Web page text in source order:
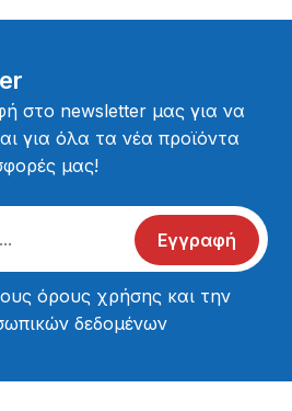
στο newsletter μας για να
για όλα τα νέα προϊόντα
μας!
Εγγραφή
όρους χρήσης και την
δεδομένων